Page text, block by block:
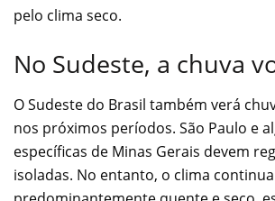
pelo clima seco.
No Sudeste, a chuva
O Sudeste do Brasil também verá
nos próximos períodos. São Paulo e
específicas de Minas Gerais devem
isoladas. No entanto, o clima